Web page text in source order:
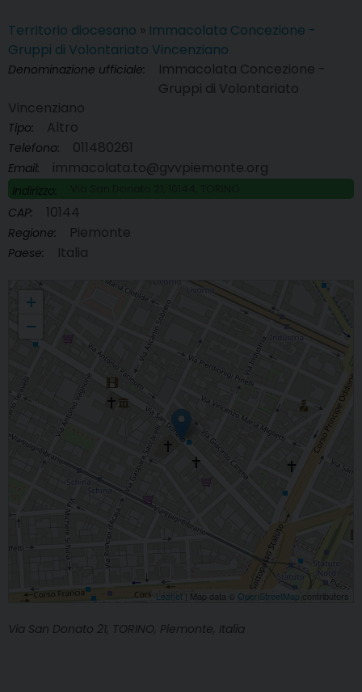
Territorio diocesano » Immacolata Concezione -
Gruppi di Volontariato Vincenziano
Denominazione ufficiale:
Immacolata Concezione -
Gruppi di Volontariato
Vincenziano
Tipo: Altro
Telefono: 011480261
Email: immacolata.to@gvvpiemonte.org
Indirizzo:
CAP: 10144
Regione: Piemonte
Paese: Italia
Immacolata Concezione - Gruppi di Volontariato Vincenziano
+
−
Leaflet | Map data © OpenStreetMap contributors
Via San Donato 21, TORINO, Piemonte, Italia